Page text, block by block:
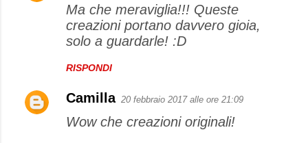
Ma che meraviglia!!! Queste
creazioni portano davvero gioia,
solo a guardarle! :D
RISPONDI
Camilla 20 febbraio 2017 alle ore 21:09
Wow che creazioni originali!